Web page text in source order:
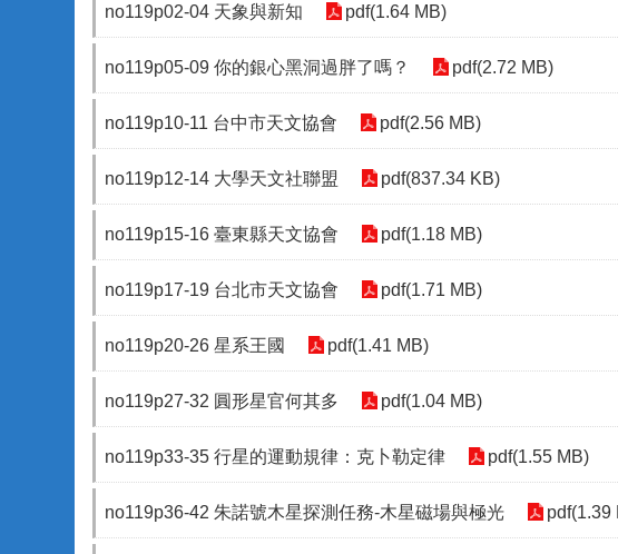
no119p02-04 天象與新知 pdf(1.64 MB)
no119p05-09 你的銀心黑洞過胖了嗎？ pdf(2.72 MB)
no119p10-11 台中市天文協會 pdf(2.56 MB)
no119p12-14 大學天文社聯盟 pdf(837.34 KB)
no119p15-16 臺東縣天文協會 pdf(1.18 MB)
no119p17-19 台北市天文協會 pdf(1.71 MB)
no119p20-26 星系王國 pdf(1.41 MB)
no119p27-32 圓形星官何其多 pdf(1.04 MB)
no119p33-35 行星的運動規律：克卜勒定律 pdf(1.55 MB)
no119p36-42 朱諾號木星探測任務-木星磁場與極光 pdf(1.39